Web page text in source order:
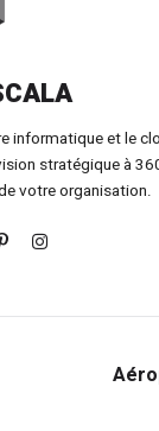
informatique et le
stratégique à
votre organisation.